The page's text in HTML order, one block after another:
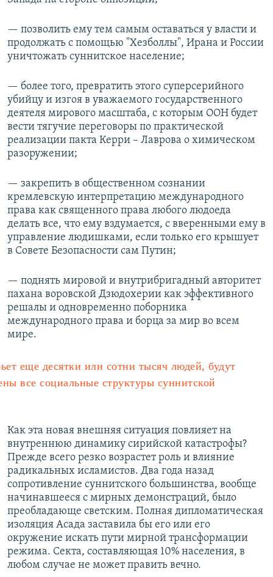
— позволить ему тем самым оставаться у власти и
продолжать с помощью "Хезболлы", Ирана и России
уничтожать суннитское население;
— более того, превратить этого суперсерийного
убийцу и изгоя в уважаемого государственного
деятеля мирового масштаба, с которым ООН будет
вести тягучие переговоры по практической
реализации пакта Керри – Лаврова о химическом
разоружении;
— закрепить в общественном сознании
кремлевскую интерпретацию международного
права как священного права любого людоеда
делать все, что ему вздумается, с вверенными ему в
управление людишками, если только его крышует
в Совете Безопасности сам Путин;
— поднять мировой и внутрибригадный авторитет
пахана воровской Дзюдохерии как эффективного
решалы и одновременно поборника
международного права и борца за мир во всем
мире.
еще десятки или сотни тысяч людей, будут
все социальные структуры суннитской
Как эта новая внешняя ситуация повлияет на
внутреннюю динамику сирийской катастрофы?
Прежде всего резко возрастет роль и влияние
радикальных исламистов. Два года назад
сопротивление cуннитского большинства, вообще
начинавшееся с мирных демонстраций, было
преобладающе светским. Полная дипломатическая
изоляция Асада заставила бы его или его
окружение искать пути мирной трансформации
режима. Cекта, составляющая 10% населения, в
любом случае не может править вечно.